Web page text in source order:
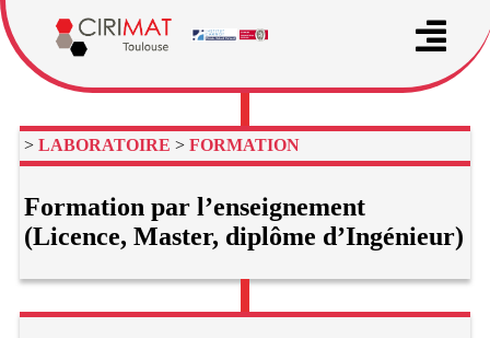
>LABORATOIRE >FORMATION
Formation par l’enseignement
(Licence, Master, diplôme d’Ingénieur)